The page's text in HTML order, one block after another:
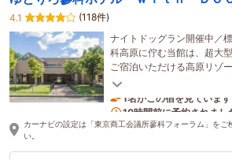
4.1
(118件)
ナイトドッグラン開催中／
科高原に佇む当館は、超大
ご宿泊いただける高原リゾ
心とした食事、美肌の温泉
1名がこの宿を見ています
10時間前に予約されまし
カーナビの設定は「東京商工会議所蓼科フォーラム」をご
い。